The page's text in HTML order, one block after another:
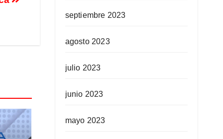
septiembre 2023
agosto 2023
julio 2023
junio 2023
mayo 2023